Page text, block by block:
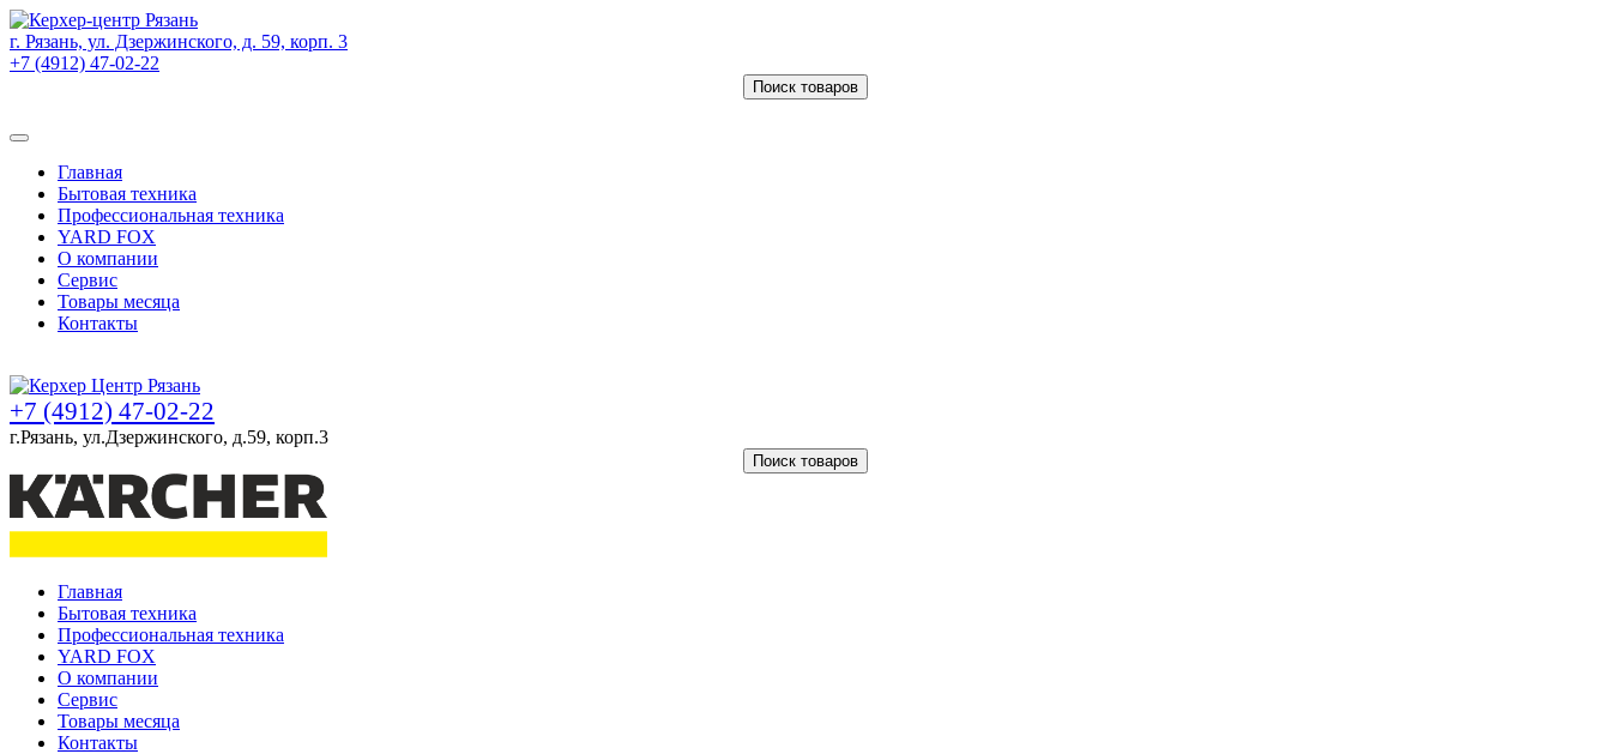
г. Рязань, ул. Дзержинского, д. 59, корп. 3
+7 (4912) 47-02-22
Поиск товаров
Главная
Бытовая техника
Профессиональная техника
YARD FOX
О компании
Сервис
Товары месяца
Контакты
+7 (4912) 47-02-22
г.Рязань, ул.Дзержинского, д.59, корп.3
Поиск товаров
Главная
Бытовая техника
Профессиональная техника
YARD FOX
О компании
Сервис
Товары месяца
Контакты